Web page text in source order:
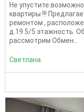
Не упустите
квартиры !!!
ремонтом ,
д.19 5/5 этажность.
рассмотрим Обмен...
Светлана